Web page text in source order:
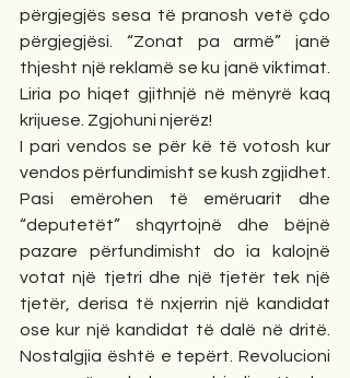
përgjegjës sesa të pranosh vetë çdo
përgjegjësi. “Zonat pa armë” janë
thjesht një reklamë se ku janë viktimat.
Liria po hiqet gjithnjë në mënyrë kaq
krijuese. Zgjohuni njerëz!
I pari vendos se për kë të votosh kur
vendos përfundimisht se kush zgjidhet.
Pasi emërohen të emëruarit dhe
“deputetët” shqyrtojnë dhe bëjnë
pazare përfundimisht do ia kalojnë
votat një tjetri dhe një tjetër tek një
tjetër, derisa të nxjerrin një kandidat
ose kur një kandidat të dalë në dritë.
Nostalgjia është e tepërt. Revolucioni